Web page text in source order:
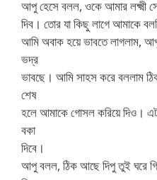
আপু হেসে বলল, ওকে আমার লক্ষ্মী
দিব। তোর যা কিছু লাগে আমাকে
আমি অবাক হয়ে ভাবতে
ভদ্র
ভাবছে। আমি সাহস করে বললাম
শেষ
হলে আমাকে গোসল করিয়ে দিও।
বকা
দিবে।
আপু বলল, ঠিক আছে দিপু তুই ঘরে